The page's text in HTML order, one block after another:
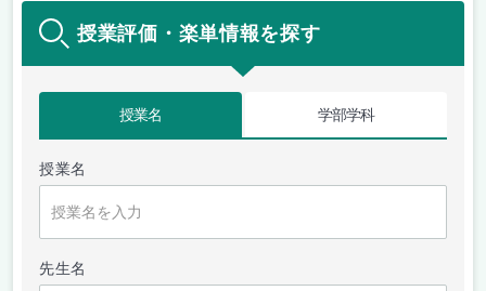
授業評価・楽単情報を探す
授業名 学部学科
授業名
先生名